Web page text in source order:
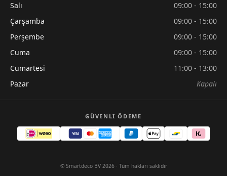
Salı
09:00 - 15:00
Çarşamba
09:00 - 15:00
Perşembe
09:00 - 15:00
Cuma
09:00 - 15:00
Cumartesi
11:00 - 13:00
Pazar
Kapalı
GÜVENLI ÖDEME
© Smartdeco BV 2026 · Tüm hakları saklıdır